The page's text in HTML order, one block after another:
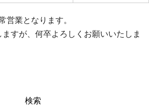
営業となります。
すが、何卒よろしくお願いいたしま